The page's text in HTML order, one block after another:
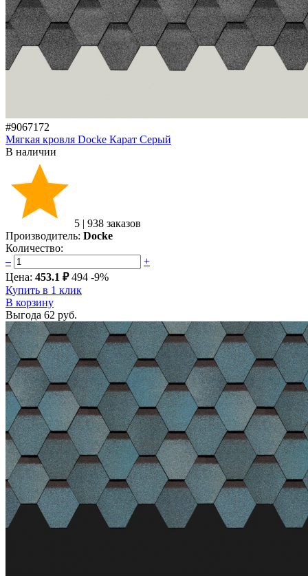
#9067172
Мягкая кровля Docke Карат Серый
В наличии
5 | 938 заказов
Производитель: Docke
Количество:
–
+
Цена: 453.1 ₽ 494 -9%
Купить в 1 клик
В корзину
Выгода 62 руб.